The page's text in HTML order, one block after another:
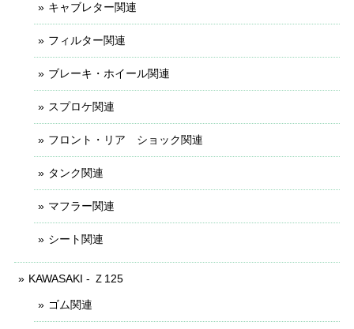
キャブレター関連
フィルター関連
ブレーキ・ホイール関連
スプロケ関連
フロント・リア ショック関連
タンク関連
マフラー関連
シート関連
KAWASAKI - Ｚ125
ゴム関連